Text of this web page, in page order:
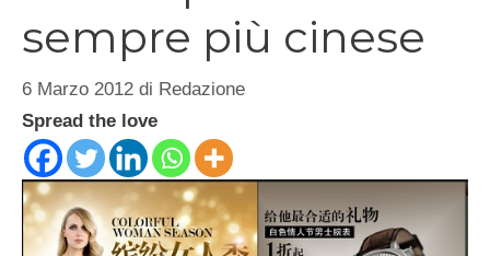
sempre più cinese
6 Marzo 2012 di Redazione
Spread the love